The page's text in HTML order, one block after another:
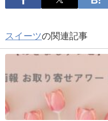
スイーツの関連記事